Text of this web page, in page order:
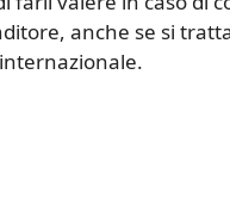
anche se si